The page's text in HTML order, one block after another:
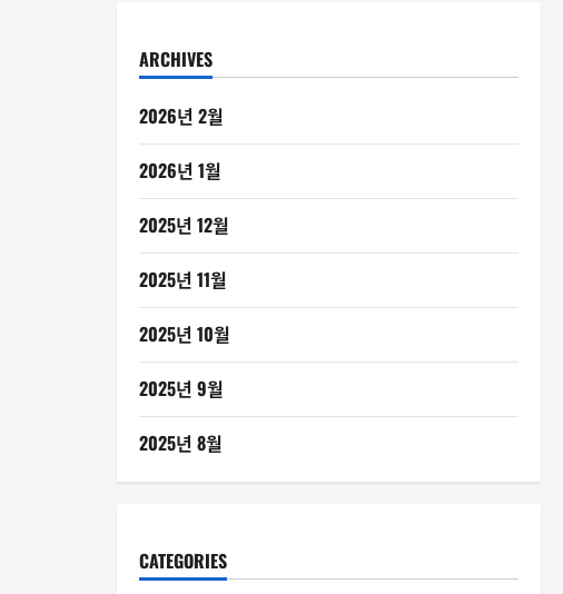
ARCHIVES
2026년 2월
2026년 1월
2025년 12월
2025년 11월
2025년 10월
2025년 9월
2025년 8월
CATEGORIES